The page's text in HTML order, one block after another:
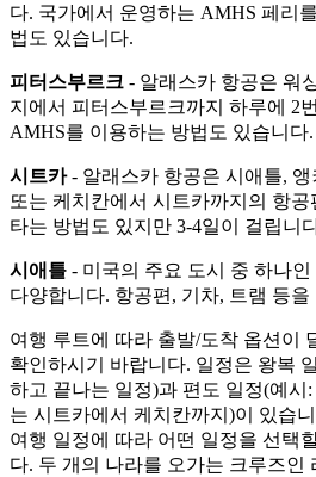
다. 국가에서 운영하는 AMHS 페리
법도 있습니다.
피터스부르크 - 알래스카 항공은 워
지에서 피터스부르크까지 하루에 2
AMHS를 이용하는 방법도 있습니다.
시트카- 알래스카 항공은 시애틀,
또는 케치칸에서 시트카까지의 항
타는 방법도 있지만 3-4일이 걸립니
시애틀 - 미국의 주요 도시 중 하나
다양합니다. 항공편, 기차, 트램 등
여행 루트에 따라 출발/도착 옵션이
확인하시기 바랍니다. 일정은 왕복
하고 끝나는 일정)과 편도 일정(예시
는 시트카에서 케치칸까지)이 있습
여행 일정에 따라 어떤 일정을 선택
다. 두 개의 나라를 오가는 크루즈인